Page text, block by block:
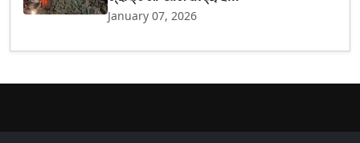
January 07, 2026